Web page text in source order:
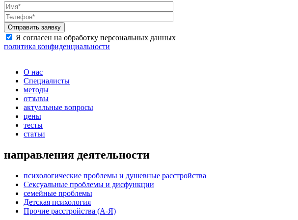
Я согласен на обработку персональных данных
политика конфиденциальности
О нас
Специалисты
методы
отзывы
актуальные вопросы
цены
тесты
статьи
направления деятельности
психологические проблемы и душевные расстройства
Сексуальные проблемы и дисфункции
семейные проблемы
Детская психология
Прочие расстройства (А-Я)